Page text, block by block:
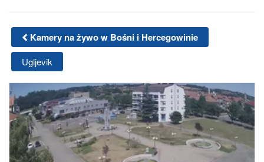
Kamery na żywo w Bośni i Hercegowinie
Ugljevik